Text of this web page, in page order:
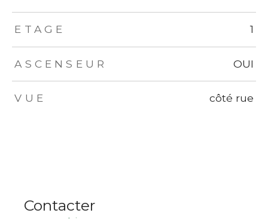
ETAGE 1
ASCENSEUR OUI
VUE côté rue
Contacter